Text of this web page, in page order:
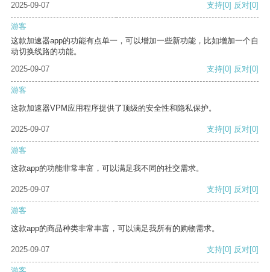
2025-09-07
支持[0] 反对[0]
游客
这款加速器app的功能有点单一，可以增加一些新功能，比如增加一个自
动切换线路的功能。
2025-09-07
支持[0] 反对[0]
游客
这款加速器VPM应用程序提供了顶级的安全性和隐私保护。
2025-09-07 支持[0] 反对[0]
游客
这款app的功能非常丰富，可以满足我不同的社交需求。
2025-09-07 支持[0] 反对[0]
游客
这款app的商品种类非常丰富，可以满足我所有的购物需求。
2025-09-07 支持[0] 反对[0]